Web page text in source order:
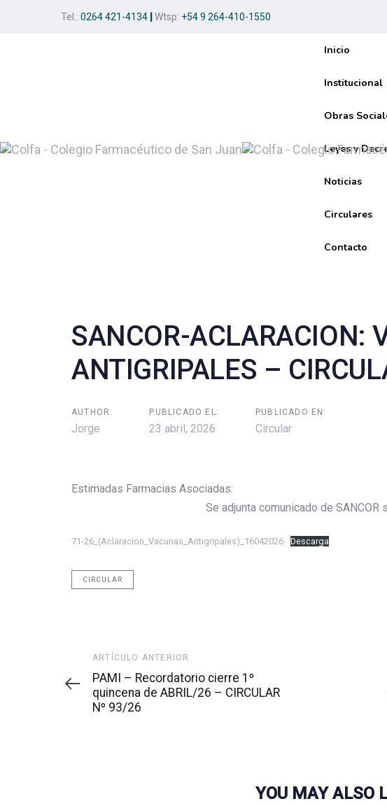
Tel.: 0264 421-4134 Wtsp: +54 9 264-410-1550
Inicio
Institucional
Obras
Leyes y
Noticias
Circulares
Contacto
SANCOR-ACLARACION:
ANTIGRIPALES –
AUTHOR:
Jorge
PUBLICADO EL:
23 abril, 2026
PUBLICADO EN:
Circular
Estimadas Farmacias Asociadas:
Se adjunta comunicado de SANCOR sobre
71-26_(Aclaracion_Vacunas_Antigripales)_16042026 Descarga
CIRCULAR
Artículo
anterior
ARTÍCULO ANTERIOR
PAMI – Recordatorio cierre 1º
quincena de ABRIL/26 – CIRCULAR
Nº 93/26
YOU MAY ALSO